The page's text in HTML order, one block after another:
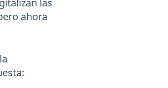
las
ahora